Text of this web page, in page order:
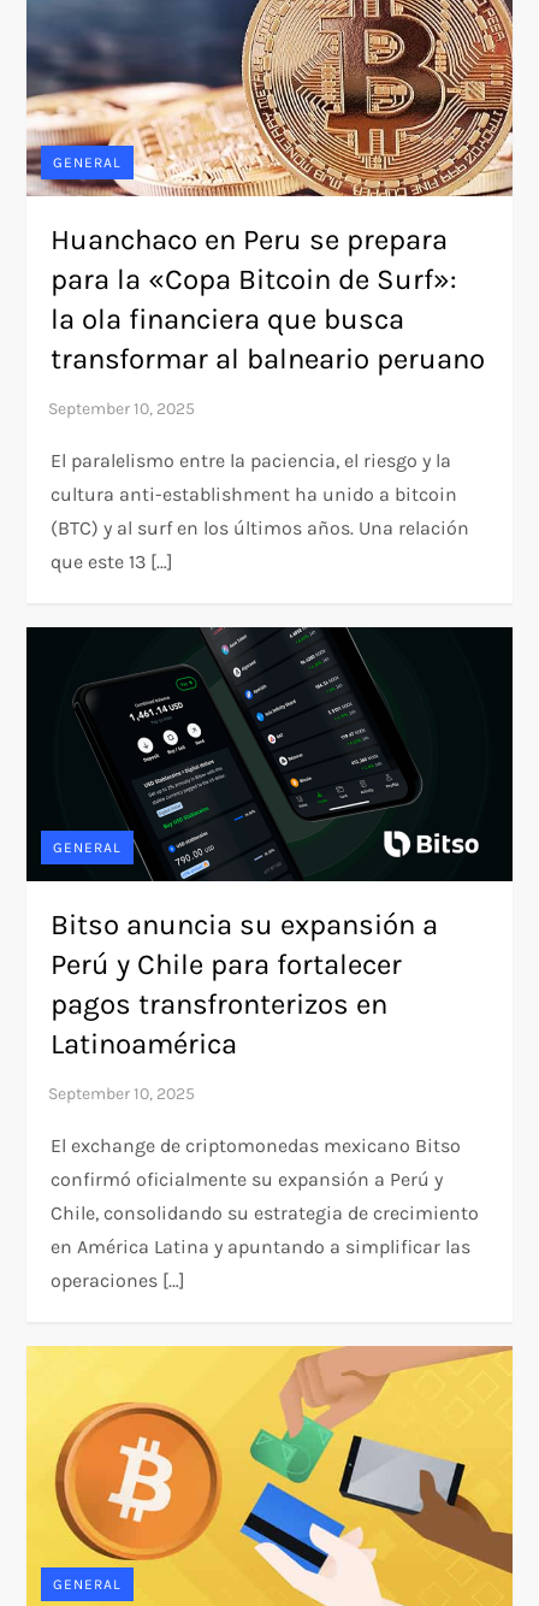
GENERAL
Huanchaco en Peru se prepara
para la «Copa Bitcoin de Surf»:
la ola financiera que busca
transformar al balneario peruano
El paralelismo entre la paciencia, el riesgo y la
cultura anti-establishment ha unido a bitcoin
(BTC) y al surf en los últimos años. Una relación
que este 13 […]
GENERAL
Bitso anuncia su expansión a
Perú y Chile para fortalecer
pagos transfronterizos en
Latinoamérica
El exchange de criptomonedas mexicano Bitso
confirmó oficialmente su expansión a Perú y
Chile, consolidando su estrategia de crecimiento
en América Latina y apuntando a simplificar las
operaciones […]
GENERAL